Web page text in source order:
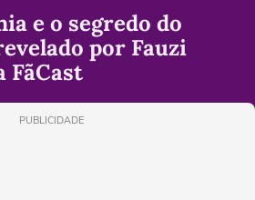
e o segredo do
por Fauzi
FãCast
PUBLICIDADE